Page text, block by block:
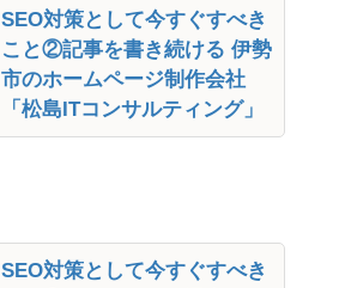
SEO対策として今すぐすべき
こと②記事を書き続ける 伊勢
市のホームページ制作会社
「松島ITコンサルティング」
SEO対策として今すぐすべき